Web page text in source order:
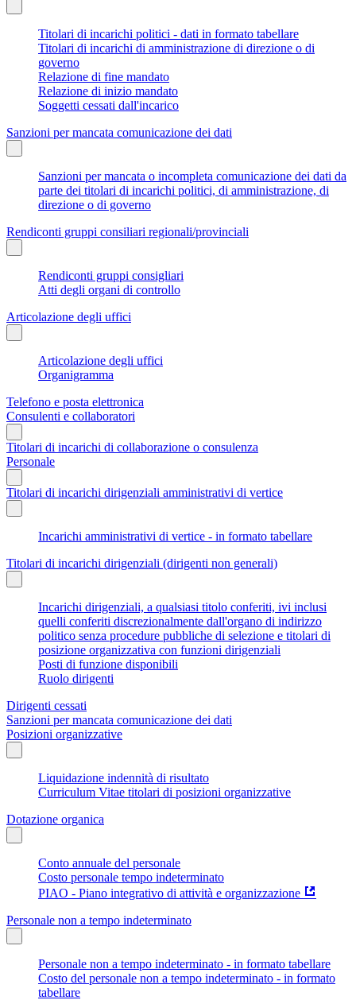
Titolari di incarichi politici - dati in formato tabellare
Titolari di incarichi di amministrazione di direzione o di
governo
Relazione di fine mandato
Relazione di inizio mandato
Soggetti cessati dall'incarico
Sanzioni per mancata comunicazione dei dati
Sanzioni per mancata o incompleta comunicazione dei dati da
parte dei titolari di incarichi politici, di amministrazione, di
direzione o di governo
Rendiconti gruppi consiliari regionali/provinciali
Rendiconti gruppi consigliari
Atti degli organi di controllo
Articolazione degli uffici
Articolazione degli uffici
Organigramma
Telefono e posta elettronica
Consulenti e collaboratori
Titolari di incarichi di collaborazione o consulenza
Personale
Titolari di incarichi dirigenziali amministrativi di vertice
Incarichi amministrativi di vertice - in formato tabellare
Titolari di incarichi dirigenziali (dirigenti non generali)
Incarichi dirigenziali, a qualsiasi titolo conferiti, ivi inclusi
quelli conferiti discrezionalmente dall'organo di indirizzo
politico senza procedure pubbliche di selezione e titolari di
posizione organizzativa con funzioni dirigenziali
Posti di funzione disponibili
Ruolo dirigenti
Dirigenti cessati
Sanzioni per mancata comunicazione dei dati
Posizioni organizzative
Liquidazione indennità di risultato
Curriculum Vitae titolari di posizioni organizzative
Dotazione organica
Conto annuale del personale
Costo personale tempo indeterminato
PIAO - Piano integrativo di attività e organizzazione
Personale non a tempo indeterminato
Personale non a tempo indeterminato - in formato tabellare
Costo del personale non a tempo indeterminato - in formato
tabellare